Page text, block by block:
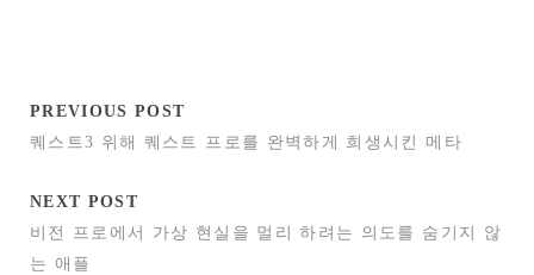
PREVIOUS POST
퀘스트3 위해 퀘스트 프로를 완벽하게 희생시킨 메타
NEXT POST
비전 프로에서 가상 현실을 멀리 하려는 의도를 숨기지 않
는 애플